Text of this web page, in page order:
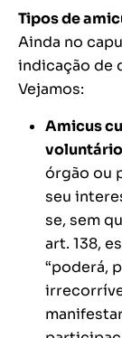
Tipos de
Ainda no
indicação de
Vejamos:
Amicus
voluntário
órgão ou
seu
se, sem
art. 138,
“poderá,